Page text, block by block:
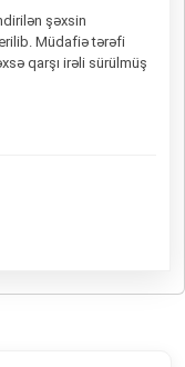
şəxsin
Müdafiə tərəfi
qarşı irəli sürülmüş